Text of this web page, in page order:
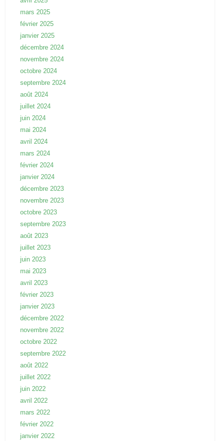
mars 2025
février 2025
janvier 2025
décembre 2024
novembre 2024
octobre 2024
septembre 2024
août 2024
juillet 2024
juin 2024
mai 2024
avril 2024
mars 2024
février 2024
janvier 2024
décembre 2023
novembre 2023
octobre 2023
septembre 2023
août 2023
juillet 2023
juin 2023
mai 2023
avril 2023
février 2023
janvier 2023
décembre 2022
novembre 2022
octobre 2022
septembre 2022
août 2022
juillet 2022
juin 2022
avril 2022
mars 2022
février 2022
janvier 2022